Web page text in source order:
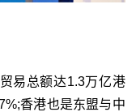
易总额达1.3万亿港
香港也是东盟与中